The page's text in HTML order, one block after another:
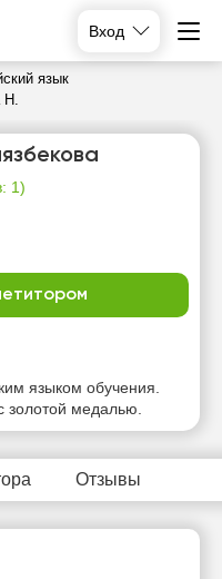
Вход
язык
Н.
1)
языком обучения.
золотой медалью.
Отзывы
сб
10:00
10:30
11:00
10:00
10:30
11:00